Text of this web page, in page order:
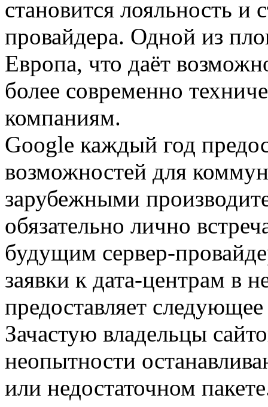
становится лояльность и
провайдера. Одной из
Европа, что даёт
более современно
компаниям.
Google каждый год
возможностей для
зарубежными
обязательно лично
будущим сервер-
заявки к дата-центрам в
предоставляет
Зачастую владельцы
неопытности
или недостаточном